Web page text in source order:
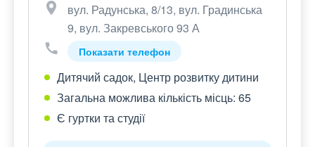
вул. Радунська, 8/13, вул. Градинська
9, вул. Закревського 93 А
Показати телефон
Дитячий садок, Центр розвитку дитини
Загальна можлива кількість місць: 65
Є гуртки та студії